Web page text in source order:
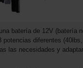
batería de 12V (batería
potencias diferentes
las necesidades y